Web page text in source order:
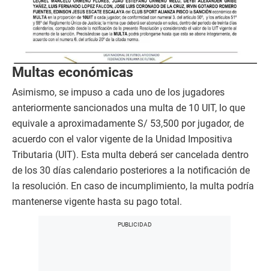
Multas económicas
Asimismo, se impuso a cada uno de los jugadores
anteriormente sancionados una multa de 10 UIT, lo que
equivale a aproximadamente S/ 53,500 por jugador, de
acuerdo con el valor vigente de la Unidad Impositiva
Tributaria (UIT). Esta multa deberá ser cancelada dentro
de los 30 días calendario posteriores a la notificación de
la resolución. En caso de incumplimiento, la multa podría
mantenerse vigente hasta su pago total.